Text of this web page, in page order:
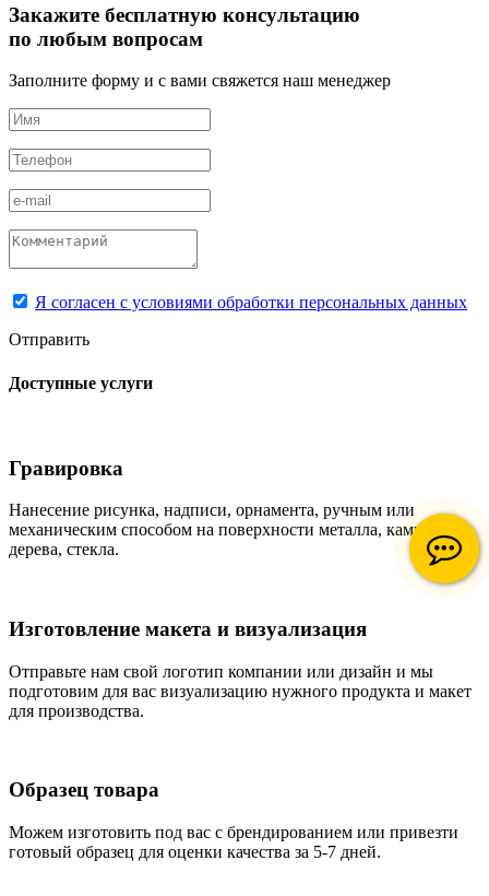
Закажите бесплатную консультацию
по любым вопросам
Заполните форму и с вами свяжется наш менеджер
Я согласен с условиями обработки персональных данных
Отправить
Доступные услуги
Гравировка
Нанесение рисунка, надписи, орнамента, ручным или
механическим способом на поверхности металла, камня,
дерева, стекла.
Изготовление макета и визуализация
Отправьте нам свой логотип компании или дизайн и мы
подготовим для вас визуализацию нужного продукта и макет
для производства.
Образец товара
Можем изготовить под вас с брендированием или привезти
готовый образец для оценки качества за 5-7 дней.